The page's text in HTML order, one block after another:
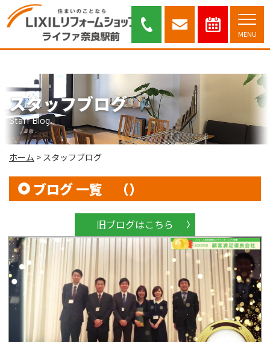
MENU
スタッフブログ｜奈良市・木津川市を中心に安心と信頼のリフォーム提案を
行っております。
スタッフブログ
Staff Blog
ホーム > スタッフブログ
ブログ 一覧 （）
旧ブログはこちら